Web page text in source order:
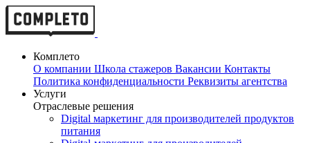
Комплето
О компании Школа стажеров Вакансии Контакты
Политика конфиденциальности Реквизиты агентства
Услуги
Отраслевые решения
Digital маркетинг для производителей продуктов
питания